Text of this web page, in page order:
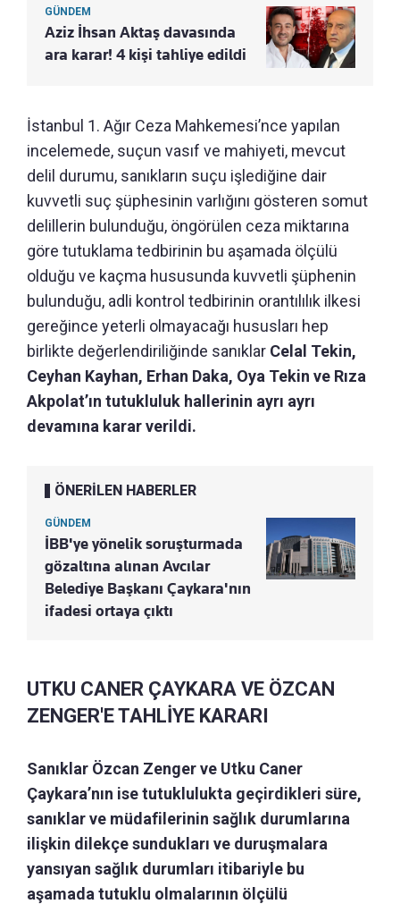
GÜNDEM
Aziz İhsan Aktaş davasında
ara karar! 4 kişi tahliye edildi
İstanbul 1. Ağır Ceza Mahkemesi’nce yapılan
incelemede, suçun vasıf ve mahiyeti, mevcut
delil durumu, sanıkların suçu işlediğine dair
kuvvetli suç şüphesinin varlığını gösteren somut
delillerin bulunduğu, öngörülen ceza miktarına
göre tutuklama tedbirinin bu aşamada ölçülü
olduğu ve kaçma hususunda kuvvetli şüphenin
bulunduğu, adli kontrol tedbirinin orantılılık ilkesi
gereğince yeterli olmayacağı hususları hep
birlikte değerlendiriliğinde sanıklar Celal Tekin,
Ceyhan Kayhan, Erhan Daka, Oya Tekin ve Rıza
Akpolat’ın tutukluluk hallerinin ayrı ayrı
devamına karar verildi.
ÖNERİLEN HABERLER
GÜNDEM
İBB'ye yönelik soruşturmada
gözaltına alınan Avcılar
Belediye Başkanı Çaykara'nın
ifadesi ortaya çıktı
UTKU CANER ÇAYKARA VE ÖZCAN
ZENGER'E TAHLİYE KARARI
Sanıklar Özcan Zenger ve Utku Caner
Çaykara’nın ise tutuklulukta geçirdikleri süre,
sanıklar ve müdafilerinin sağlık durumlarına
ilişkin dilekçe sundukları ve duruşmalara
yansıyan sağlık durumları itibariyle bu
aşamada tutuklu olmalarının ölçülü